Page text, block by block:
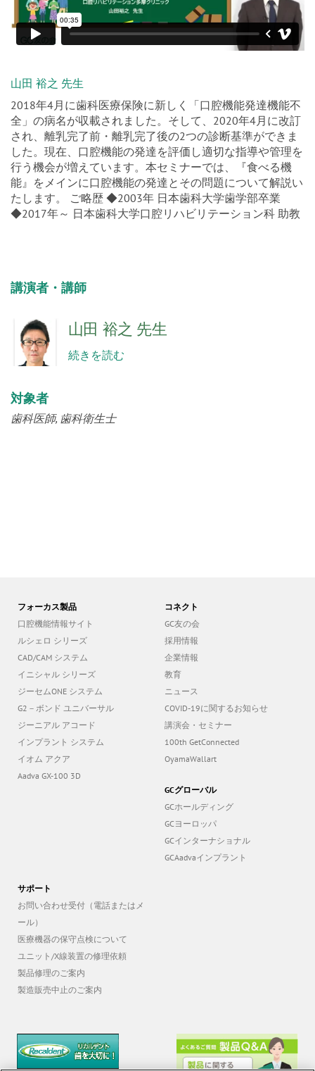
山田 裕之 先生
2018年4月に歯科医療保険に新しく「口腔機能発達機能不
全」の病名が収載されました。そして、2020年4月に改訂
され、離乳完了前・離乳完了後の2つの診断基準ができま
した。現在、口腔機能の発達を評価し適切な指導や管理を
行う機会が増えています。本セミナーでは、『食べる機
能』をメインに口腔機能の発達とその問題について解説い
たします。 ご略歴 ◆2003年 日本歯科大学歯学部卒業
◆2017年～ 日本歯科大学口腔リハビリテーション科 助教
講演者・講師
山田 裕之 先生
続きを読む
対象者
歯科医師 歯科衛生士
フォーカス製品
口腔機能情報サイト
ルシェロ シリーズ
CAD/CAM システム
イニシャル シリーズ
ジーセムONE システム
G2－ボンド ユニバーサル
ジーニアル アコード
インプラント システム
イオム アクア
Aadva GX-100 3D
コネクト
GC友の会
採用情報
企業情報
教育
ニュース
COVID-19に関するお知らせ
講演会・セミナー
100th GetConnected
OyamaWallart
GCグローバル
GCホールディング
GCヨーロッパ
GCインターナショナル
GCAadvaインプラント
サポート
お問い合わせ受付（電話またはメ
ール）
医療機器の保守点検について
ユニット/X線装置の修理依頼
製品修理のご案内
製造販売中止のご案内